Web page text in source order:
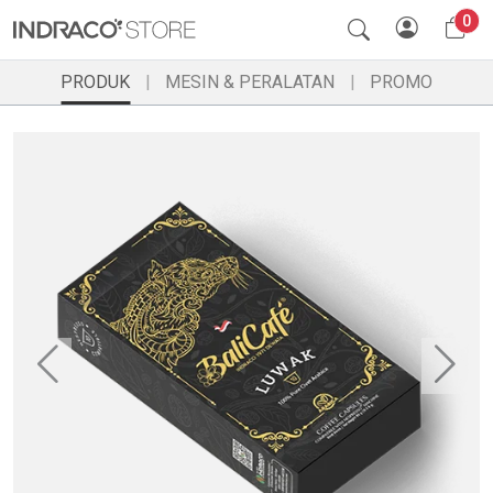
0
PRODUK MESIN & PERALATAN PROMO
Previous